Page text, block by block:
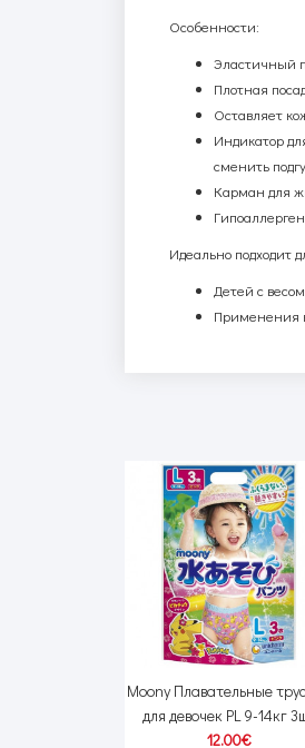
Особенности:
Эластичный
Плотная
Оставляет
Индикатор
сменить
Карман для
Идеально подходит
Детей с весом
Применения
Moony Плавательные
для девочек PL 9-14кг
12.00€